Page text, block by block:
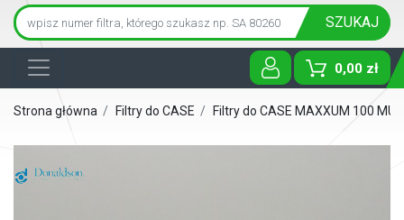
SZUKAJ
0,00 zł
Toggle
Strona główna / Filtry do CASE / Filtry do CASE MAXXUM 100